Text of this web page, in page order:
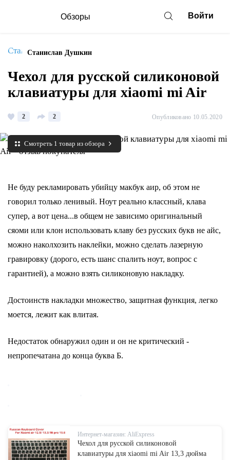
Обзоры Войти
Станислав Душкин
Чехол для русской силиконовой
клавиатуры для xiaomi mi Air
2 2 Опубликовано 10.05.2020
Смотреть 1 товар из обзора
Не буду рекламировать убийцу макбук аир, об этом не
говорил только ленивый. Ноут реально классный, клава
супер, а вот цена...в общем не зависимо оригинальный
сяоми или клон использовать клаву без русских букв не айс,
можно наколхозить наклейки, можно сделать лазерную
гравировку (дорого, есть шанс спалить ноут, вопрос с
гарантией), а можно взять силиконовую накладку.
Достоинств накладки множество, защитная функция, легко
моется, лежит как влитая.
Недостаток обнаружил один и он не критический -
непропечатана до конца буква Б.
Интернет-магазин: AliExpress
Чехол для русской силиконовой
клавиатуры для xiaomi mi Air 13,3 дюйма